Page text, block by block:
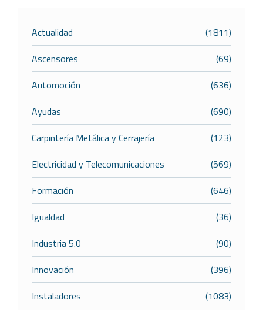
Actualidad
(1811)
Ascensores
(69)
Automoción
(636)
Ayudas
(690)
Carpintería Metálica y Cerrajería
(123)
Electricidad y Telecomunicaciones
(569)
Formación
(646)
Igualdad
(36)
Industria 5.0
(90)
Innovación
(396)
Instaladores
(1083)